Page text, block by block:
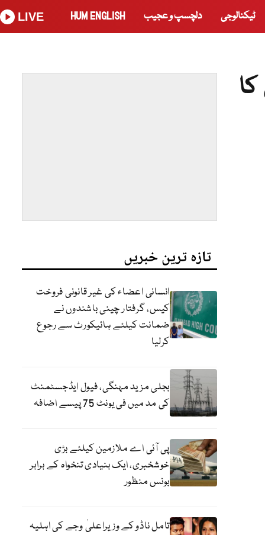
ٹیکنالوجی دلچسپ و عجیب HUM ENGLISH
LIVE
تازہ ترین خبریں
انسانی اعضاء کی غیر قانونی فروخت
کیس، گرفتار چینی باشندوں نے
ضمانت کیلئے ہائیکورٹ سے رجوع
کرلیا
بجلی مزید مہنگی، فیول ایڈجسٹمنٹ
کی مد میں فی یونٹ 75 پیسے اضافہ
پی آئی اے ملازمین کیلئے بڑی
خوشخبری، ایک بنیادی تنخواہ کے برابر
بونس منظور
تامل ناڈو کے وزیراعلیٰ وجے کی اہلیہ